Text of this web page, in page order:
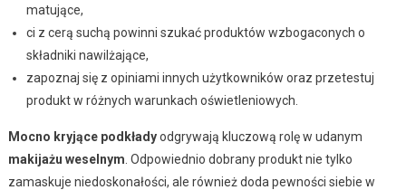
matujące,
ci z cerą suchą powinni szukać produktów wzbogaconych o
składniki nawilżające,
zapoznaj się z opiniami innych użytkowników oraz przetestuj
produkt w różnych warunkach oświetleniowych.
Mocno kryjące podkładyodgrywają kluczową rolę w udanym
makijażu weselnym . Odpowiednio dobrany produkt nie tylko
zamaskuje niedoskonałości, ale również doda pewności siebie w